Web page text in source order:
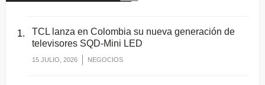
TCL lanza en Colombia su nueva generación de
televisores SQD-Mini LED
15 JULIO, 2026 NEGOCIOS